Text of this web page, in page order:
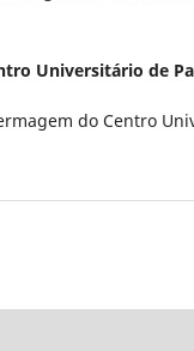
Universitário de
do Centro